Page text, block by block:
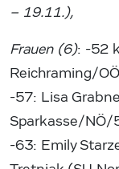
– 19.11.),
Frauen (6): -52
Reichraming/
-57: Lisa
Sparkasse/NÖ/
-63: Emily